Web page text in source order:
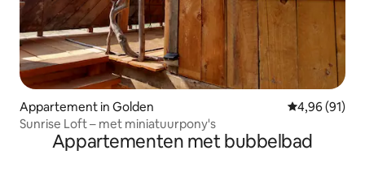
Appartement in Golden Gemiddelde
4,96 (91)
Sunrise Loft – met miniatuurpony's
Appartementen met bubbelbad